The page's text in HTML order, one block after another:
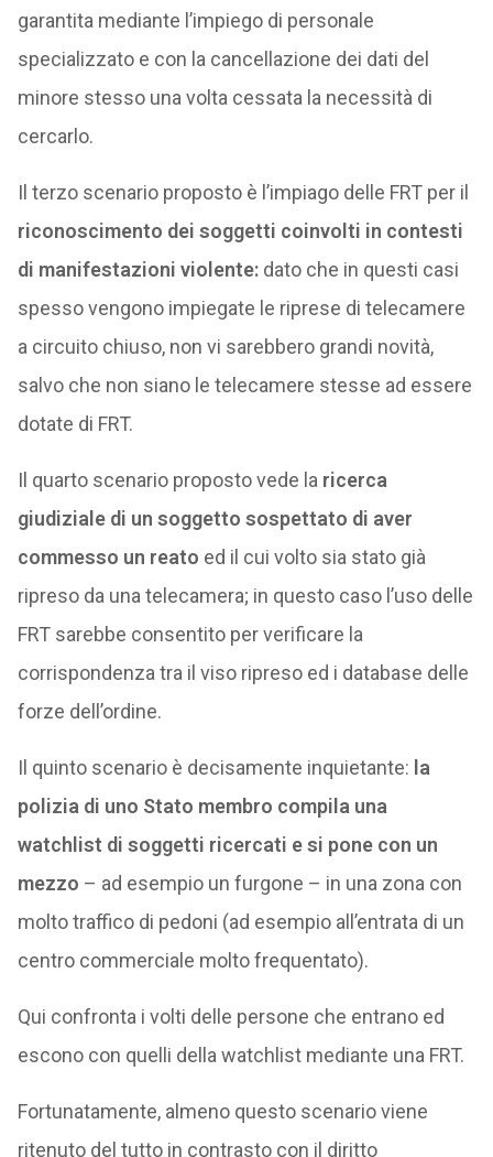
garantita mediante l’impiego di personale
specializzato e con la cancellazione dei dati del
minore stesso una volta cessata la necessità di
cercarlo.
Il terzo scenario proposto è l’impiago delle FRT per il
riconoscimento dei soggetti coinvolti in contesti
di manifestazioni violente:dato che in questi casi
spesso vengono impiegate le riprese di telecamere
a circuito chiuso, non vi sarebbero grandi novità,
salvo che non siano le telecamere stesse ad essere
dotate di FRT.
Il quarto scenario proposto vede la ricerca
giudiziale di un soggetto sospettato di aver
commesso un reato ed il cui volto sia stato già
ripreso da una telecamera; in questo caso l’uso delle
FRT sarebbe consentito per verificare la
corrispondenza tra il viso ripreso ed i database delle
forze dell’ordine.
Il quinto scenario è decisamente inquietante: la
polizia di uno Stato membro compila una
watchlist di soggetti ricercati e si pone con un
mezzo – ad esempio un furgone – in una zona con
molto traffico di pedoni (ad esempio all’entrata di un
centro commerciale molto frequentato).
Qui confronta i volti delle persone che entrano ed
escono con quelli della watchlist mediante una FRT.
Fortunatamente, almeno questo scenario viene
ritenuto del tutto in contrasto con il diritto